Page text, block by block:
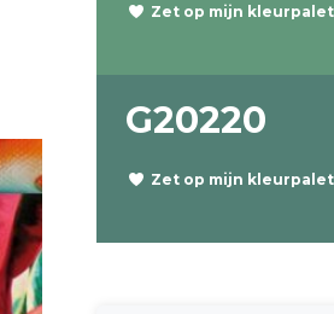
Zet op mijn kleurpalet
G20220
Zet op mijn kleurpalet